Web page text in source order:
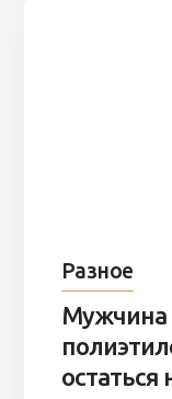
Разное
Мужчина
остаться